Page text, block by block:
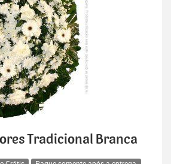
Tradicional Branca